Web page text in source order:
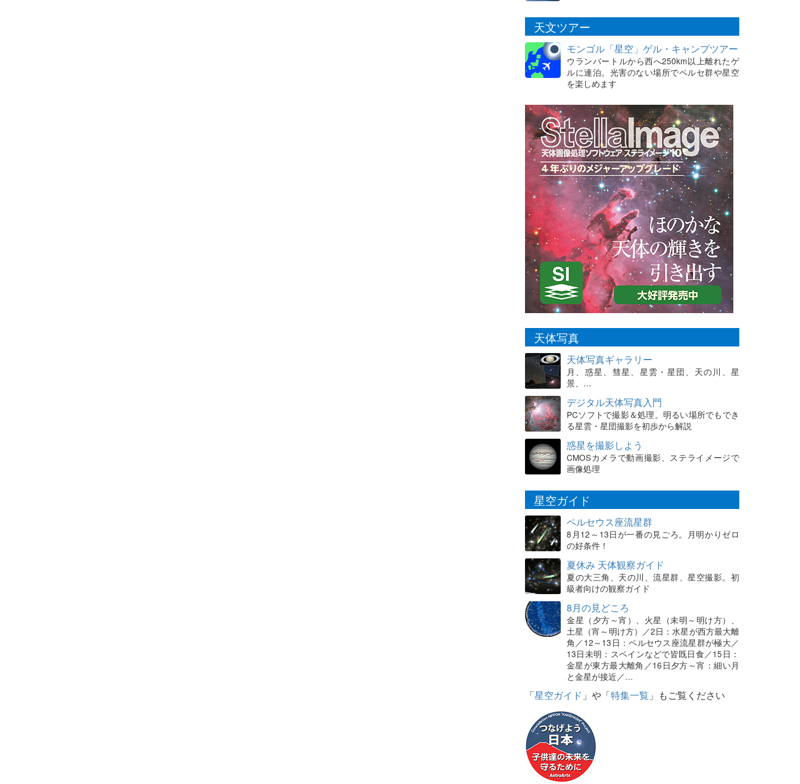
天文ツアー
モンゴル「星空」ゲル・キャンプツアー
ウランバートルから西へ250km以上離れたゲ
ルに連泊。光害のない場所でペルセ群や星空
を楽しめます
天体写真
天体写真ギャラリー
月、惑星、彗星、星雲・星団、天の川、星
景、…
デジタル天体写真入門
PCソフトで撮影＆処理。明るい場所でもでき
る星雲・星団撮影を初歩から解説
惑星を撮影しよう
CMOSカメラで動画撮影、ステライメージで
画像処理
星空ガイド
ペルセウス座流星群
8月12～13日が一番の見ごろ。月明かりゼロ
の好条件！
夏休み 天体観察ガイド
夏の大三角、天の川、流星群、星空撮影。初
級者向けの観察ガイド
8月の見どころ
金星（夕方～宵）、火星（未明～明け方）、
土星（宵～明け方）／2日：水星が西方最大離
角／12～13日：ペルセウス座流星群が極大／
13日未明：スペインなどで皆既日食／15日：
金星が東方最大離角／16日夕方～宵：細い月
と金星が接近／…
「星空ガイド 」や「特集一覧 」もご覧ください